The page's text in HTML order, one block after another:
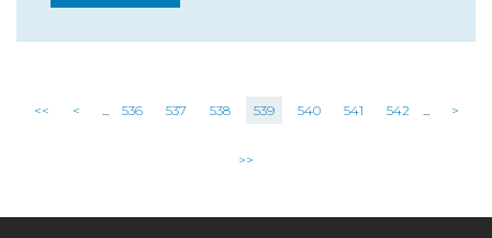
<< < 536 537 538 539 540 541 542 >
>>